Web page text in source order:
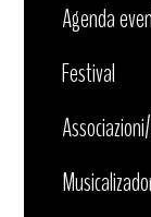
Agenda
Festival